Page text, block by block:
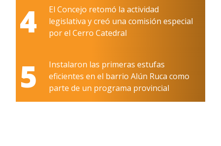
4
El Concejo retomó la actividad
legislativa y creó una comisión especial
por el Cerro Catedral
5
Instalaron las primeras estufas
eficientes en el barrio Alún Ruca como
parte de un programa provincial